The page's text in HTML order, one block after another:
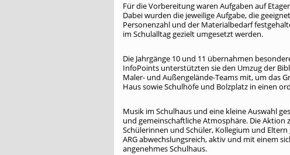
Für die Vorbereitung waren Aufgaben auf
Dabei wurden die jeweilige Aufgabe, die
Personenzahl und der Materialbedarf
im Schulalltag gezielt umgesetzt werden.
Die Jahrgänge 10 und 11 übernahmen
InfoPoints unterstützten sie den Umzug der
Maler- und Außengelände-Teams mit, um das
Haus sowie Schulhöfe und Bolzplatz in einen
Musik im Schulhaus und eine kleine Auswahl
und gemeinschaftliche Atmosphäre. Die Aktion
Schülerinnen und Schüler, Kollegium und
ARG abwechslungsreich, aktiv und mit einem
angenehmes Schulhaus.